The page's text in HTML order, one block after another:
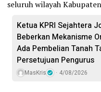
seluruh wilayah
Ketua KPRI Sejahtera
Beberkan Mekanisme
Ada Pembelian Tanah
Persetujuan Pengurus
MasKris 4/08/2026